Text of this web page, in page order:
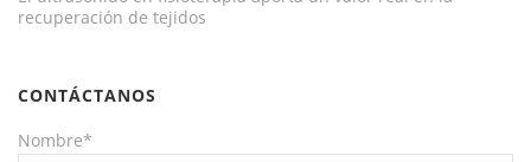
recuperación de tejidos
CONTÁCTANOS
Nombre*